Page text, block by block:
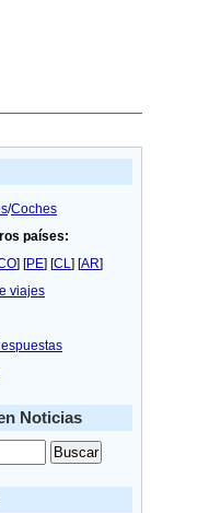
/Coches
países:
] [PE] [CL] [AR]
viajes
Noticias